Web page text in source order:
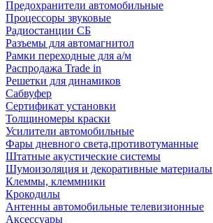
Предохранители автомобильные
Процессоры звуковые
Радиостанции СБ
Разъемы для автомагнитол
Рамки переходные для а/м
Распродажа Trade in
Решетки для динамиков
Сабвуфер
Сертификат установки
Толщиномеры краски
Усилители автомобильные
Фары дневного света,противотуманные
Штатные акустические системы
Шумоизоляция и декоративные материалы
Клеммы, клеммники
Крокодилы
Антенны автомобильные телевизионные
Аксессуары